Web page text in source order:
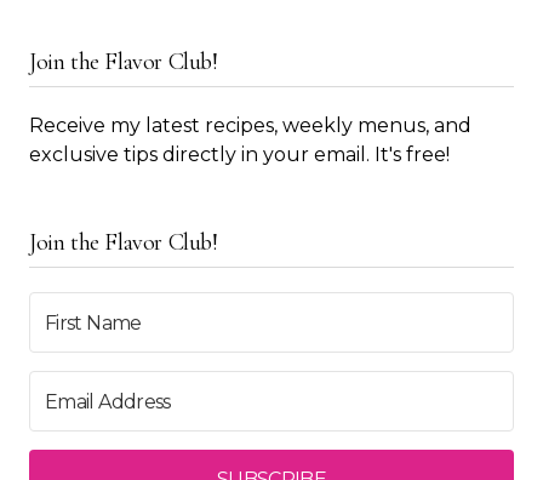
Join the Flavor Club!
Receive my latest recipes, weekly menus, and
exclusive tips directly in your email. It's free!
Join the Flavor Club!